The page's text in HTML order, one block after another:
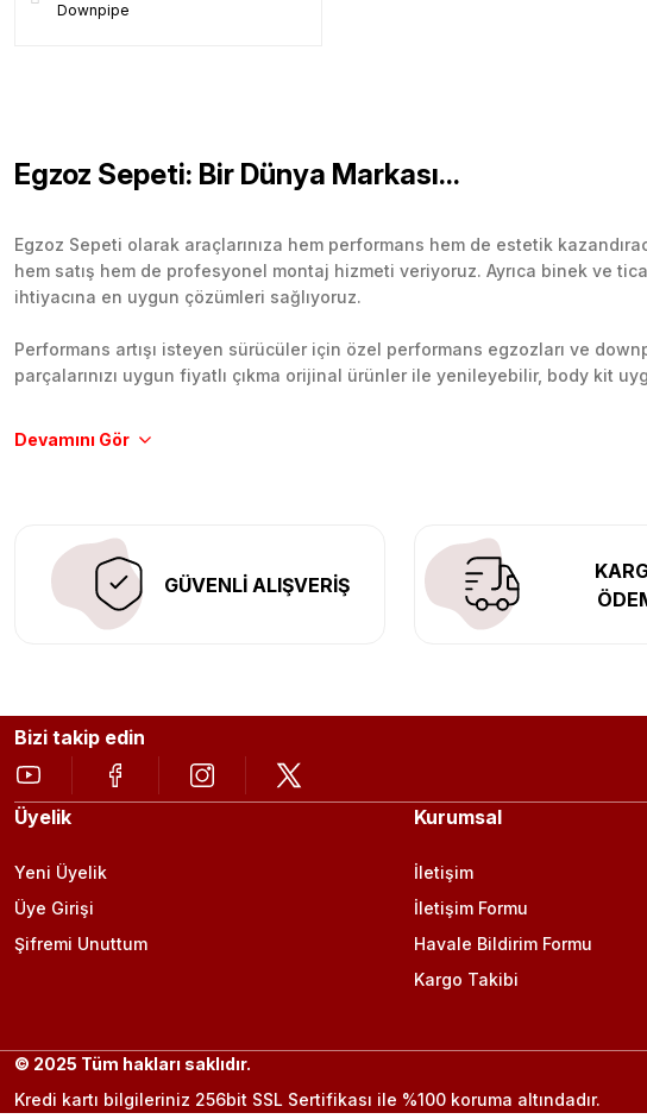
Downpipe
Egzoz Sepeti: Bir Dünya Markası...
Egzoz Sepeti olarak araçlarınıza hem performans hem de estetik
hem satış hem de profesyonel montaj hizmeti veriyoruz. Ayrıca binek ve
ihtiyacına en uygun çözümleri sağlıyoruz.
Performans artışı isteyen sürücüler için özel performans egzozları ve
parçalarınızı uygun fiyatlı çıkma orijinal ürünler ile yenileyebilir, body kit
Tüm ürünlerimiz orijinal, dayanıklı ve uzun ömürlüdür. İstanbul’daki
GÜVENLİ ALIŞVERİŞ
Bizi takip edin
Üyelik
Yeni Üyelik
Üye Girişi
Şifremi Unuttum
Kurumsal
İletişim
İletişim Formu
Havale Bildirim Formu
Kargo Takibi
© 2025 Tüm hakları saklıdır.
Kredi kartı bilgileriniz 256bit SSL Sertifikası ile %100 koruma altındadır.